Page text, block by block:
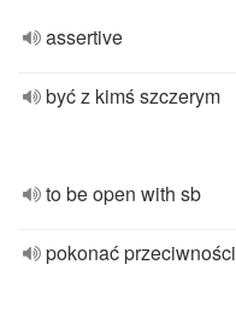
assertive
być z kimś szczerym
to be open with sb
pokonać przeciwności